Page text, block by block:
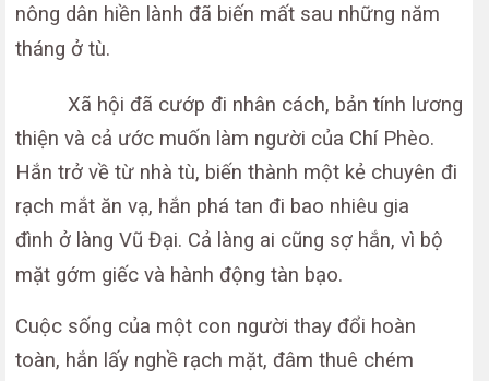
nông dân hiền lành đã biến mất sau những năm
tháng ở tù.
Xã hội đã cướp đi nhân cách, bản tính lương
thiện và cả ước muốn làm người của Chí Phèo.
Hắn trở về từ nhà tù, biến thành một kẻ chuyên đi
rạch mắt ăn vạ, hắn phá tan đi bao nhiêu gia
đình ở làng Vũ Đại. Cả làng ai cũng sợ hắn, vì bộ
mặt gớm giếc và hành động tàn bạo.
Cuộc sống của một con người thay đổi hoàn
toàn, hắn lấy nghề rạch mặt, đâm thuê chém